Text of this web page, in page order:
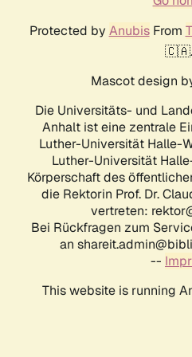
Protected by AnubisFrom
🇨🇦.
Mascot design
Die Universitäts- und
Anhalt ist eine zentrale
Luther-Universität Halle-
Luther-Universität
Körperschaft des
die Rektorin Prof. Dr.
vertreten:
Bei Rückfragen zum
an
--
This website is running